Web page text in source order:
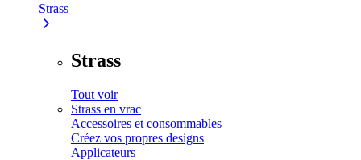
Strass
Strass
Tout voir
Strass en vrac
Accessoires et consommables
Créez vos propres designs
Applicateurs